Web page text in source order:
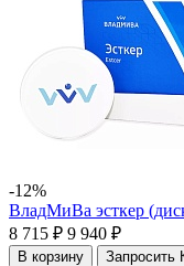
-12%
ВладМиВа эсткер
8 715 ₽ 9 940 ₽
В корзину Запросить